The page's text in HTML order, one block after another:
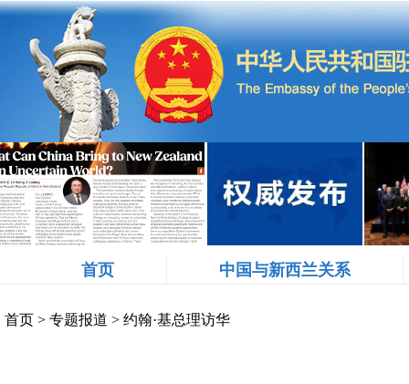
首页 中国与新西兰关系
首页 > 专题报道 > 约翰·基总理访华